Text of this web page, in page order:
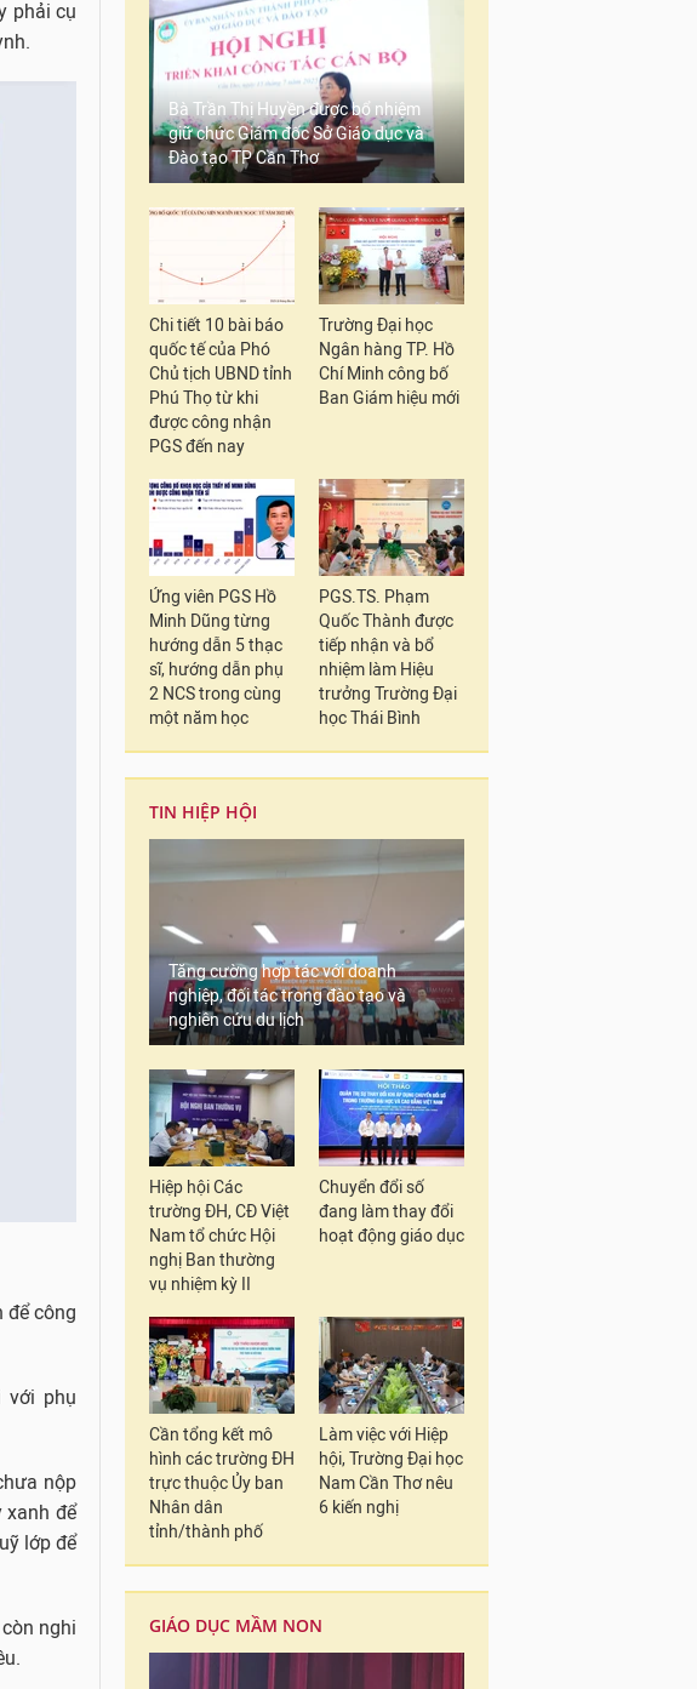
phải cụ
để công
với phụ
nộp
xanh để
lớp để
nghi
Bà Trần Thị Huyền được bổ nhiệm
giữ chức Giám đốc Sở Giáo dục và
Đào tạo TP Cần Thơ
Chi tiết 10 bài báo
quốc tế của Phó
Chủ tịch UBND tỉnh
Phú Thọ từ khi
được công nhận
PGS đến nay
Trường Đại học
Ngân hàng TP. Hồ
Chí Minh công bố
Ban Giám hiệu mới
Ứng viên PGS Hồ
Minh Dũng từng
hướng dẫn 5 thạc
sĩ, hướng dẫn phụ
2 NCS trong cùng
một năm học
PGS.TS. Phạm
Quốc Thành được
tiếp nhận và bổ
nhiệm làm Hiệu
trưởng Trường Đại
học Thái Bình
TIN HIỆP HỘI
Tăng cường hợp tác với doanh
nghiệp, đối tác trong đào tạo và
nghiên cứu du lịch
Hiệp hội Các
trường ĐH, CĐ Việt
Nam tổ chức Hội
nghị Ban thường
vụ nhiệm kỳ II
Chuyển đổi số
đang làm thay đổi
hoạt động giáo dục
Cần tổng kết mô
hình các trường ĐH
trực thuộc Ủy ban
Nhân dân
tỉnh/thành phố
Làm việc với Hiệp
hội, Trường Đại học
Nam Cần Thơ nêu
6 kiến nghị
GIÁO DỤC MẦM NON